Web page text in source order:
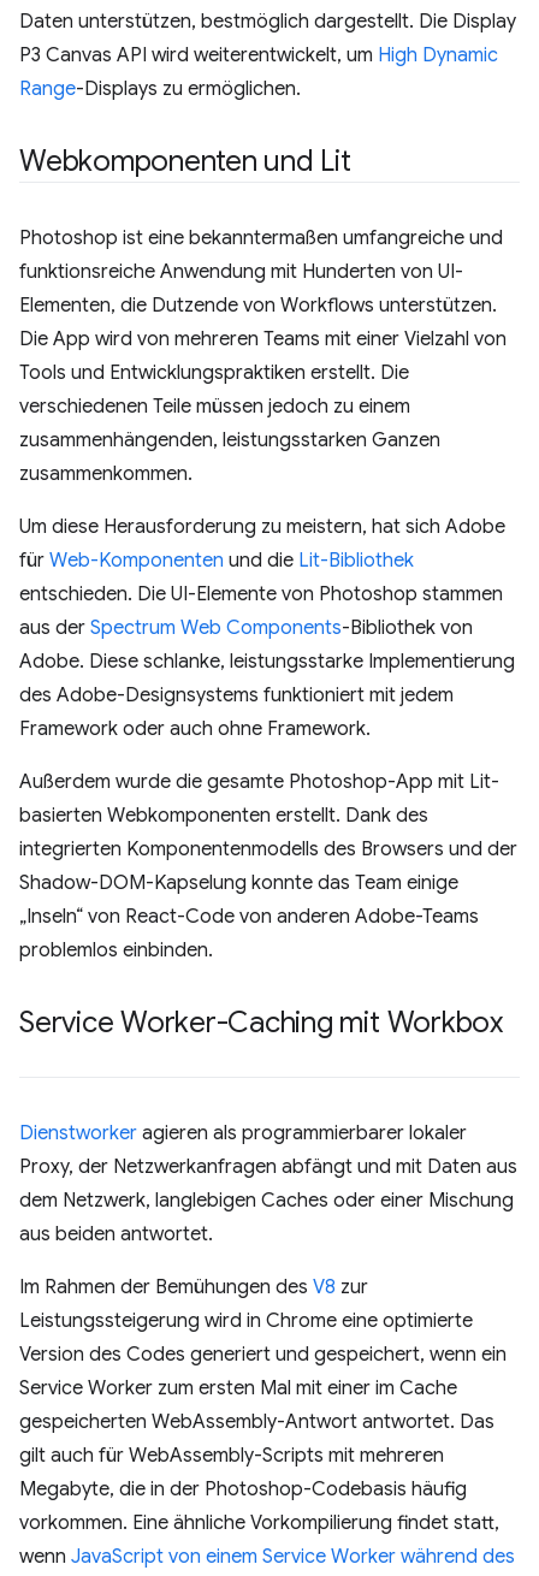
Daten unterstützen, bestmöglich dargestellt. Die Display
P3 Canvas API wird weiterentwickelt, um High Dynamic
Range-Displays zu ermöglichen.
Webkomponenten und Lit
Photoshop ist eine bekanntermaßen umfangreiche und
funktionsreiche Anwendung mit Hunderten von UI-
Elementen, die Dutzende von Workflows unterstützen.
Die App wird von mehreren Teams mit einer Vielzahl von
Tools und Entwicklungspraktiken erstellt. Die
verschiedenen Teile müssen jedoch zu einem
zusammenhängenden, leistungsstarken Ganzen
zusammenkommen.
Um diese Herausforderung zu meistern, hat sich Adobe
für Web-Komponenten und die Lit-Bibliothek
entschieden. Die UI-Elemente von Photoshop stammen
aus der Spectrum Web Components-Bibliothek von
Adobe. Diese schlanke, leistungsstarke Implementierung
des Adobe-Designsystems funktioniert mit jedem
Framework oder auch ohne Framework.
Außerdem wurde die gesamte Photoshop-App mit Lit-
basierten Webkomponenten erstellt. Dank des
integrierten Komponentenmodells des Browsers und der
Shadow-DOM-Kapselung konnte das Team einige
„Inseln“ von React-Code von anderen Adobe-Teams
problemlos einbinden.
Service Worker-Caching mit Workbox
Dienstworker agieren als programmierbarer lokaler
Proxy, der Netzwerkanfragen abfängt und mit Daten aus
dem Netzwerk, langlebigen Caches oder einer Mischung
aus beiden antwortet.
Im Rahmen der Bemühungen des V8 zur
Leistungssteigerung wird in Chrome eine optimierte
Version des Codes generiert und gespeichert, wenn ein
Service Worker zum ersten Mal mit einer im Cache
gespeicherten WebAssembly-Antwort antwortet. Das
gilt auch für WebAssembly-Scripts mit mehreren
Megabyte, die in der Photoshop-Codebasis häufig
vorkommen. Eine ähnliche Vorkompilierung findet statt,
wenn JavaScript von einem Service Worker während des